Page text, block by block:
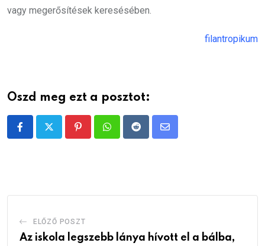
vagy megerősítések keresésében.
filantropikum
Oszd meg ezt a posztot:
PinterestWhatsappRedditShare
ELŐZŐ POSZT
Az iskola legszebb lánya hívott el a bálba,